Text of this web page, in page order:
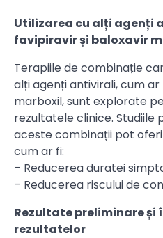
Utilizarea cu alți agenți
favipiravir și baloxavir
Terapiile de combinație
alți agenți antivirali, cum
marboxil, sunt explorate
rezultatele clinice.
aceste combinații pot
cum ar fi:
– Reducerea duratei
– Reducerea riscului de
Rezultate preliminare
rezultatelor